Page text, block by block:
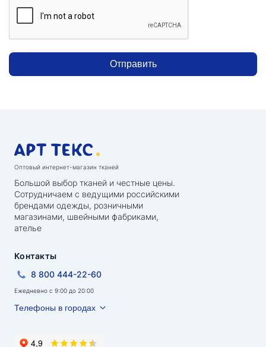
Отправить
Оптовый интернет-магазин тканей
Большой выбор тканей и честные цены.
Сотрудничаем с ведущими российскими
брендами одежды, розничными
магазинами, швейными фабриками,
ателье
Контакты
8 800 444-22-60
Ежедневно с 9:00 до 20:00
Телефоны в городах